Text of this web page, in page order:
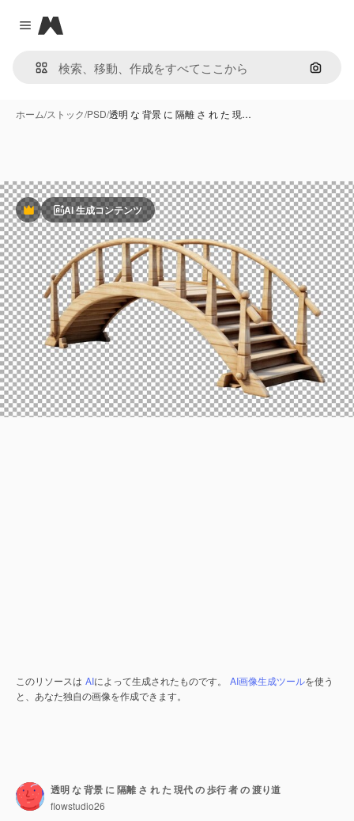
Close menu
Magnific
画像で
ホーム/ストック/PSD/透明 な 背景 に 隔離 さ れ た 現…
PremiumAI 生成コンテンツ
このリソースは AIによって生成されたものです。 AI画像生成ツールを使う
と、あなた独自の画像を作成できます。
透明 な 背景 に 隔離 さ れ た 現代 の 歩行 者 の 渡り道
flowstudio26